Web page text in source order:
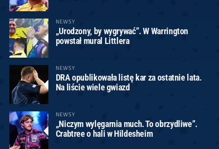
NEWSY
„Urodzony, by wygrywać”. W Warrington
powstał mural Littlera
NEWSY
DRA opublikowała listę kar za ostatnie lata.
Na liście wiele gwiazd
NEWSY
„Niczym wylęgarnia much. To obrzydliwe”.
Crabtree o hali w Hildesheim